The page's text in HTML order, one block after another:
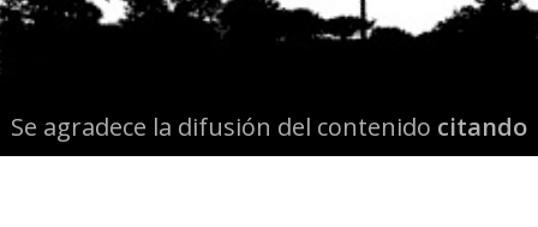
Se agradece la difusión del contenido citando
la fuente www.mapuexpress.org